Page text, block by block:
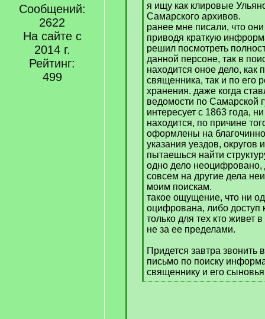
Сообщений:
2622
На сайте с
2014 г.
Рейтинг:
499
я ищу как клировые
Самарского архивов.
ранее мне писали, что
приводя краткую
решил посмотреть
данной персоне, так в
находится оное дело, как
священника, так и по его
хранения. даже когда
ведомости по Самарской
интересует с 1863 года,
находится, по причине
оформлены на
указания уездов, округов
пытаешься найти
одно дело неоцифровано,
совсем на другие дела
моим поискам.
такое ощущение, что ни
оцифрована, либо
только для тех кто живет
не за ее пределами.
Придется завтра
письмо по поиску
священнику и его
[